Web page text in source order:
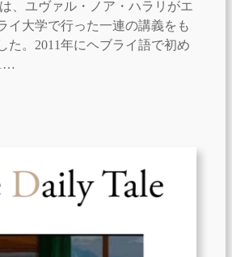
、ユヴァル・ノア・ハラリがエ
イ大学で行った一連の講義をも
た。2011年にヘブライ語で初め